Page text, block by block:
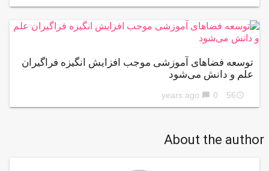
توسعه فضاهای آموزشی موجب افزایش انگیزه فراگیران
علم و دانش می‌شود
access_time
56 years ago
chat_bubble 0
About the author